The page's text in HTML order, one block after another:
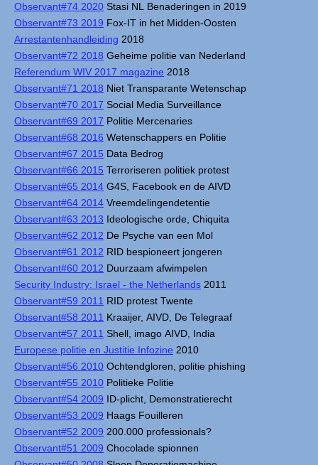
Observant#74 2020 Stasi NL Benaderingen in 2019
Observant#73 2019 Fox-IT in het Midden-Oosten
Arrestantenhandleiding 2018
Observant#72 2018 Geheime politie van Nederland
Referendum WIV 2017 magazine 2018
Observant#71 2018 Niet Transparante Wetenschap
Observant#70 2017 Social Media Surveillance
Observant#69 2017 Politie Mercenaries
Observant#68 2016 Wetenschappers en Politie
Observant#67 2015 Data Bedrog
Observant#66 2015 Terroriseren politiek protest
Observant#65 2014 G4S, Facebook en de AIVD
Observant#64 2014 Vreemdelingendetentie
Observant#63 2013 Ideologische orde, Chiquita
Observant#62 2012 De Psyche van een Mol
Observant#61 2012 RID bespioneert jongeren
Observant#60 2012 Duurzaam afwimpelen
Security Industry: Israel - the Netherlands 2011
Observant#59 2011 RID protest Twente
Observant#58 2011 Kraaijer, AIVD, De Telegraaf
Observant#57 2011 Shell, imago AIVD, India
Europese politie en Justitie Infozine 2010
Observant#56 2010 Ochtendgloren, politie phishing
Observant#55 2010 Politieke Politie
Observant#54 2009 ID-plicht, Demonstratierecht
Observant#53 2009 Haags Fouilleren
Observant#52 2009 200.000 professionals?
Observant#51 2009 Chocolade spionnen